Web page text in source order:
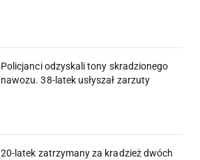
Policjanci odzyskali tony skradzionego
nawozu. 38-latek usłyszał zarzuty
20-latek zatrzymany za kradzież dwóch